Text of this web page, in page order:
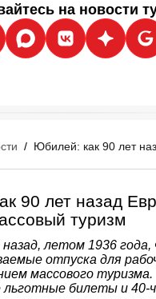
на новости
/
90 лет назад
туризм
летом 1936
отпуска для
массового туризма.
билеты и 40-